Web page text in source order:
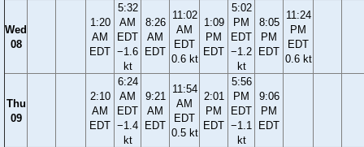
Wed
08
1:20
AM
EDT
5:32
AM
EDT
−1.6
kt
8:26
AM
EDT
11:02
AM
EDT
0.6 kt
1:09
PM
EDT
5:02
PM
EDT
−1.2
kt
8:05
PM
EDT
11:24
PM
EDT
0.6 kt
Thu
09
2:10
AM
EDT
6:24
AM
EDT
−1.4
kt
9:21
AM
EDT
11:54
AM
EDT
0.5 kt
2:01
PM
EDT
5:56
PM
EDT
−1.1
kt
9:06
PM
EDT